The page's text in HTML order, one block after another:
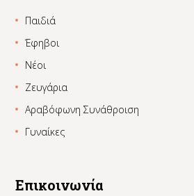
Παιδιά
Έφηβοι
Νέοι
Ζευγάρια
Αραβόφωνη Συνάθροιση
Γυναίκες
Επικοινωνία